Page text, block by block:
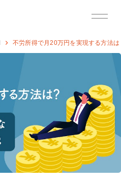
不労所得で月20万円を実現する方法